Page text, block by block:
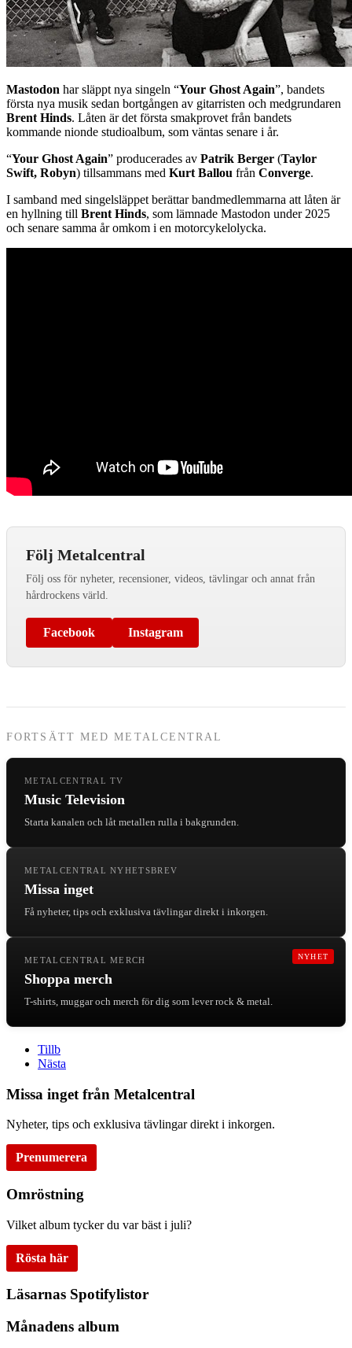
Mastodon har släppt nya singeln “Your Ghost Again”, bandets
första nya musik sedan bortgången av gitarristen och medgrundaren
Brent Hinds. Låten är det första smakprovet från bandets
kommande nionde studioalbum, som väntas senare i år.
“Your Ghost Again” producerades av Patrik Berger (Taylor
Swift, Robyn) tillsammans med Kurt Ballou från Converge.
I samband med singelsläppet berättar bandmedlemmarna att låten är
en hyllning till Brent Hinds, som lämnade Mastodon under 2025
och senare samma år omkom i en motorcykelolycka.
Följ Metalcentral
Följ oss för nyheter, recensioner, videos, tävlingar och annat från
hårdrockens värld.
Facebook Instagram
FORTSÄTT MED METALCENTRAL
METALCENTRAL TV
Music Television
Starta kanalen och låt metallen rulla i bakgrunden.
METALCENTRAL NYHETSBREV
Missa inget
Få nyheter, tips och exklusiva tävlingar direkt i inkorgen.
NYHET
METALCENTRAL MERCH
Shoppa merch
T-shirts, muggar och merch för dig som lever rock & metal.
Tillb
Nästa
Missa inget från Metalcentral
Nyheter, tips och exklusiva tävlingar direkt i inkorgen.
Prenumerera
Omröstning
Vilket album tycker du var bäst i juli?
Rösta här
Läsarnas Spotifylistor
Månadens album